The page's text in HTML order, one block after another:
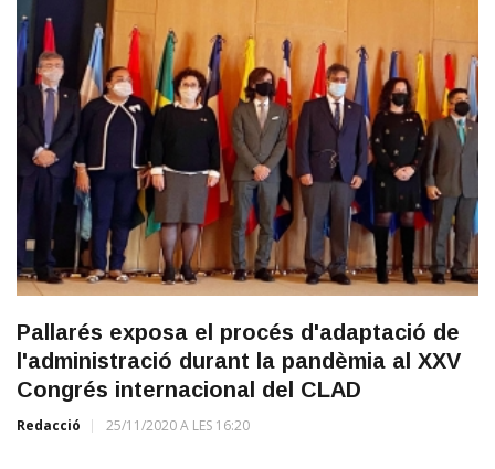
Pallarés exposa el procés d'adaptació de
l'administració durant la pandèmia al XXV
Congrés internacional del CLAD
Redacció 25/11/2020 A LES 16:20